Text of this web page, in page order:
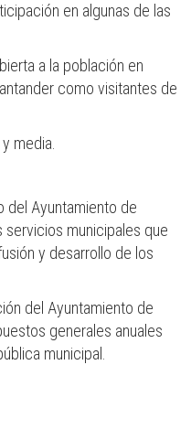
en algunas de las
a la población en
como visitantes de
media.
del Ayuntamiento de
servicios municipales que
y desarrollo de los
del Ayuntamiento de
generales anuales
municipal.